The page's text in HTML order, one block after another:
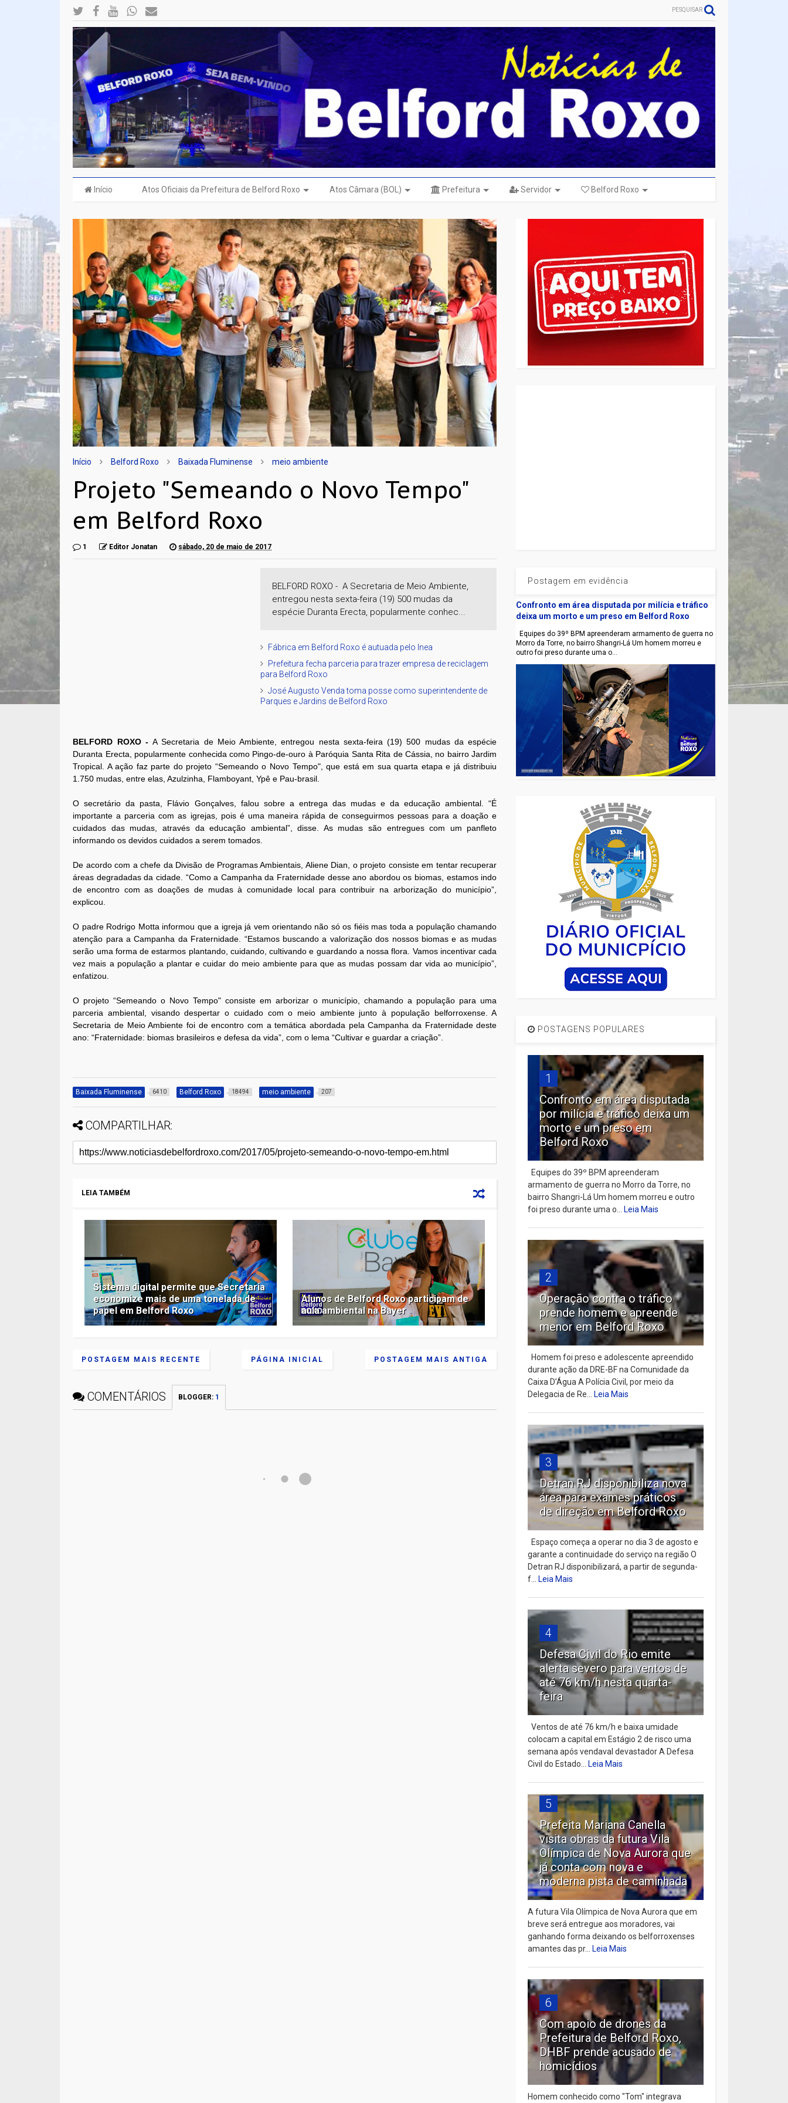
PESQUISAR
Início Atos Oficiais da Prefeitura de Belford Roxo Atos Câmara (BOL) Prefeitura Servidor Belford Roxo
Início Belford Roxo Baixada Fluminense meio ambiente
Projeto "Semeando o Novo Tempo"
em Belford Roxo
1 Editor Jonatan sábado, 20 de maio de 2017
BELFORD ROXO - A Secretaria de Meio Ambiente,
entregou nesta sexta-feira (19) 500 mudas da
espécie Duranta Erecta, popularmente conhec...
Fábrica em Belford Roxo é autuada pelo Inea
Prefeitura fecha parceria para trazer empresa de reciclagem
para Belford Roxo
José Augusto Venda toma posse como superintendente de
Parques e Jardins de Belford Roxo
BELFORD ROXO -A Secretaria de Meio Ambiente, entregou nesta sexta-feira (19) 500 mudas da espécie
Duranta Erecta, popularmente conhecida como Pingo-de-ouro à Paróquia Santa Rita de Cássia, no bairro Jardim
Tropical. A ação faz parte do projeto “Semeando o Novo Tempo", que está em sua quarta etapa e já distribuiu
1.750 mudas, entre elas, Azulzinha, Flamboyant, Ypê e Pau-brasil.
O secretário da pasta, Flávio Gonçalves, falou sobre a entrega das mudas e da educação ambiental. “É
importante a parceria com as igrejas, pois é uma maneira rápida de conseguirmos pessoas para a doação e
cuidados das mudas, através da educação ambiental”, disse. As mudas são entregues com um panfleto
informando os devidos cuidados a serem tomados.
De acordo com a chefe da Divisão de Programas Ambientais, Aliene Dian, o projeto consiste em tentar recuperar
áreas degradadas da cidade. “Como a Campanha da Fraternidade desse ano abordou os biomas, estamos indo
de encontro com as doações de mudas à comunidade local para contribuir na arborização do município”,
explicou.
O padre Rodrigo Motta informou que a igreja já vem orientando não só os fiéis mas toda a população chamando
atenção para a Campanha da Fraternidade. “Estamos buscando a valorização dos nossos biomas e as mudas
serão uma forma de estarmos plantando, cuidando, cultivando e guardando a nossa flora. Vamos incentivar cada
vez mais a população a plantar e cuidar do meio ambiente para que as mudas possam dar vida ao município”,
enfatizou.
O projeto “Semeando o Novo Tempo" consiste em arborizar o município, chamando a população para uma
parceria ambiental, visando despertar o cuidado com o meio ambiente junto à população belforroxense. A
Secretaria de Meio Ambiente foi de encontro com a temática abordada pela Campanha da Fraternidade deste
ano: “Fraternidade: biomas brasileiros e defesa da vida”, com o lema “Cultivar e guardar a criação”.
Baixada Fluminense 6410 Belford Roxo 18494 meio ambiente 207
COMPARTILHAR:
LEIA TAMBÉM
Sistema digital permite que Secretaria
economize mais de uma tonelada de
papel em Belford Roxo
Alunos de Belford Roxo participam de
aula ambiental na Bayer
POSTAGEM MAIS RECENTE POSTAGEM MAIS ANTIGA
PÁGINA INICIAL
COMENTÁRIOS BLOGGER: 1
Postagem em evidência
Confronto em área disputada por milícia e tráfico
deixa um morto e um preso em Belford Roxo
Equipes do 39º BPM apreenderam armamento de guerra no
Morro da Torre, no bairro Shangri-Lá Um homem morreu e
outro foi preso durante uma o...
POSTAGENS POPULARES
1
Confronto em área disputada
por milícia e tráfico deixa um
morto e um preso em
Belford Roxo
Equipes do 39º BPM apreenderam
armamento de guerra no Morro da Torre, no
bairro Shangri-Lá Um homem morreu e outro
foi preso durante uma o...Leia Mais
2
Operação contra o tráfico
prende homem e apreende
menor em Belford Roxo
Homem foi preso e adolescente apreendido
durante ação da DRE-BF na Comunidade da
Caixa D’Água A Polícia Civil, por meio da
Delegacia de Re...Leia Mais
3
Detran RJ disponibiliza nova
área para exames práticos
de direção em Belford Roxo
Espaço começa a operar no dia 3 de agosto e
garante a continuidade do serviço na região O
Detran RJ disponibilizará, a partir de segunda-
f...Leia Mais
4
Defesa Civil do Rio emite
alerta severo para ventos de
até 76 km/h nesta quarta-
feira
Ventos de até 76 km/h e baixa umidade
colocam a capital em Estágio 2 de risco uma
semana após vendaval devastador A Defesa
Civil do Estado...Leia Mais
5
Prefeita Mariana Canella
visita obras da futura Vila
Olímpica de Nova Aurora que
já conta com nova e
moderna pista de caminhada
A futura Vila Olímpica de Nova Aurora que em
breve será entregue aos moradores, vai
ganhando forma deixando os belforroxenses
amantes das pr...Leia Mais
6
Com apoio de drones da
Prefeitura de Belford Roxo,
DHBF prende acusado de
homicídios
Homem conhecido como "Tom" integrava